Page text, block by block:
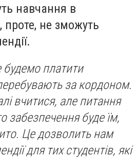
навчання в
проте, не зможуть
будемо платити
за кордоном.
вчитися, але питання
забезпечення буде їм,
Це дозволить нам
для тих студентів, які